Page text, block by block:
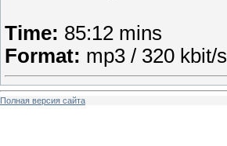
Time: 85:12 mins
Format: mp3 / 320 kbit/s
Полная версия сайта